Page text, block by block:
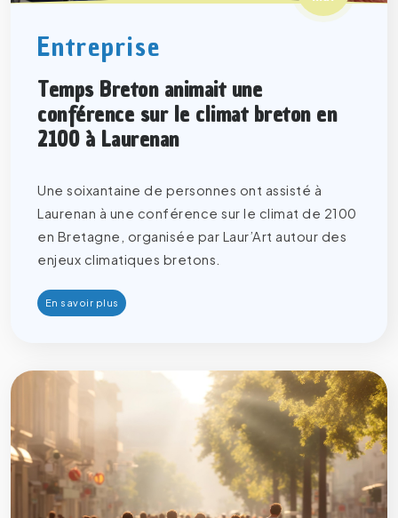
Entreprise
Temps Breton animait une
conférence sur le climat breton en
2100 à Laurenan
Une soixantaine de personnes ont assisté à
Laurenan à une conférence sur le climat de 2100
en Bretagne, organisée par Laur’Art autour des
enjeux climatiques bretons.
En savoir plus